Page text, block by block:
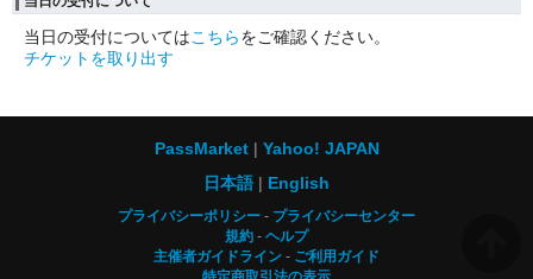
当日の受付についてはこちらをご確認ください。
チケットを取り出す
PassMarket
Yahoo! JAPAN
日本語
English
プライバシーポリシー
プライバシーセンター
規約
ヘルプ
主催者ガイドライン
ご利用ガイド